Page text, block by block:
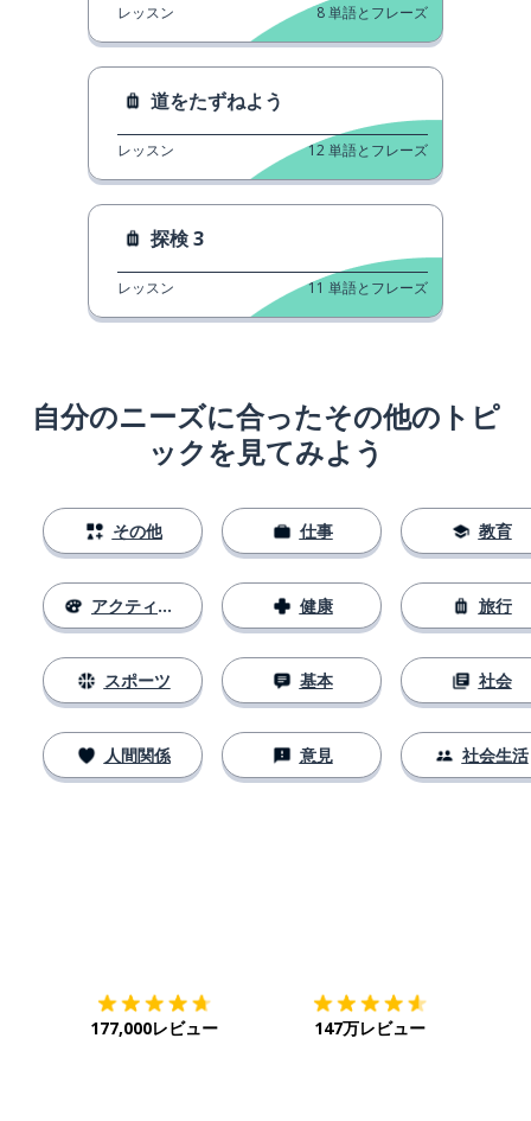
レッスン 8単語とフレーズ
道をたずねよう
レッスン 12単語とフレーズ
探検 3
レッスン 11 単語とフレーズ
自分のニーズに合ったその他のトピ
ックを見てみよう
その他
アクティビティ
スポーツ
人間関係
仕事
健康
基本
意見
教育
旅行
社会
社会生活
177,000レビュー 147万レビュー